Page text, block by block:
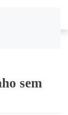
sem